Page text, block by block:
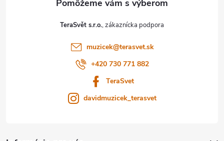
TeraSvět s.r.o.
muzicek@terasvet.sk
+420 730 771 882
TeraSvet
davidmuzicek_terasvet